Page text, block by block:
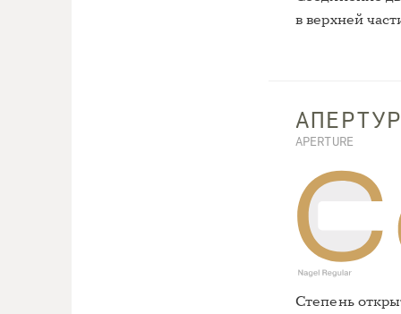
в верхней
APERTURE
Степень